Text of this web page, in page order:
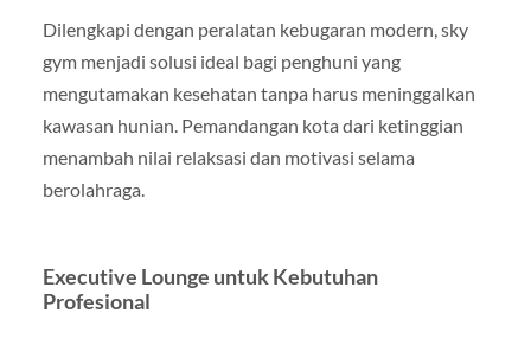
Dilengkapi dengan peralatan kebugaran modern, sky
gym menjadi solusi ideal bagi penghuni yang
mengutamakan kesehatan tanpa harus meninggalkan
kawasan hunian. Pemandangan kota dari ketinggian
menambah nilai relaksasi dan motivasi selama
berolahraga.
Executive Lounge untuk Kebutuhan
Profesional